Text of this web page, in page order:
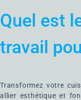
Quel est
travail
Transformez votre
allier esthétique et